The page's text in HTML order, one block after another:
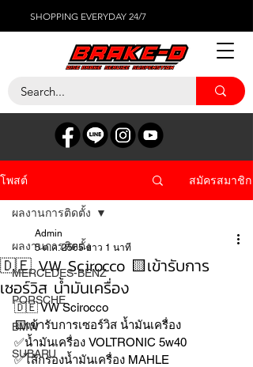
SHOPPING EVERYDAY 24/7
โพสต์ สมัครสมาชิก
ผลงานการติดตั้ง
MERCEDES-BENZ
PORSCHE
BMW
SUBARU
ผลงานการติดตั้ง
🇩🇪 VW Scirocco 🟨เข้ารับการ
เซอร์วิส น้ำมันเครื่อง
Admin
5 ต.ค. 2565 ยาว 1 นาที
🇩🇪 VW Scirocco
🟨เข้ารับการเซอร์วิส น้ำมันเครื่อง
✅น้ำมันเครื่อง VOLTRONIC 5w40
✅ไส้กรองน้ำมันเครื่อง MAHLE